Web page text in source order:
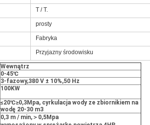
T / T.
prosty
Fabryka
Przyjazny środowisku
Wewnątrz
0-45℃
3-fazowy,380 V ± 10%,50 Hz
100KW
≤20℃≥0,3Mpa, cyrkulacja wody ze zbiornikiem na
wodę 20-30 m3
0,3 m / min,＞ 0,5Mpa